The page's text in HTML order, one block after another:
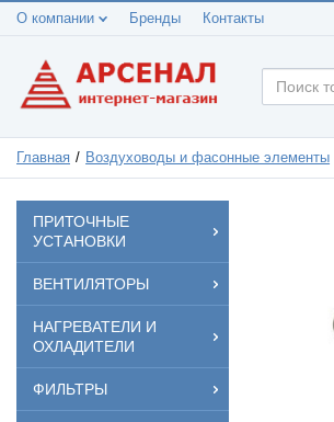
О компании Бренды Контакты
Главная Воздуховоды и фасонные элементы
ПРИТОЧНЫЕ
УСТАНОВКИ
ВЕНТИЛЯТОРЫ
НАГРЕВАТЕЛИ И
ОХЛАДИТЕЛИ
ФИЛЬТРЫ